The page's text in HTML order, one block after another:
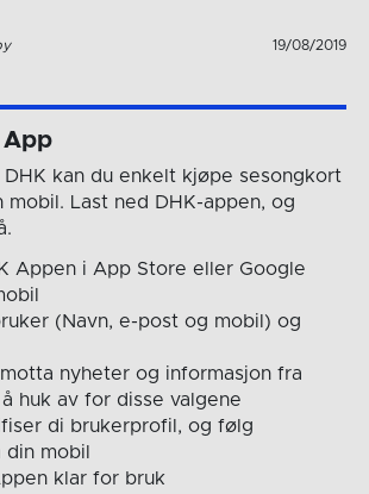
19/08/2019
App
DHK kan du enkelt kjøpe sesongkort
Last ned DHK-appen, og
Appen i App Store eller Google
(Navn, e-post og mobil) og
nyheter og informasjon fra
å huk av for disse valgene
di brukerprofil, og følg
mobil
klar for bruk